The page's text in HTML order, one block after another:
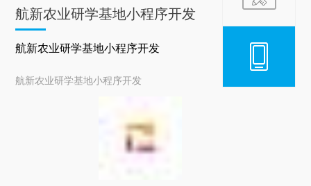
航新农业研学基地小程序开发
航新农业研学基地小程序开发
航新农业研学基地小程序开发